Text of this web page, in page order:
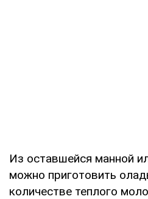
Из оставшейся манной
можно приготовить
количестве теплого